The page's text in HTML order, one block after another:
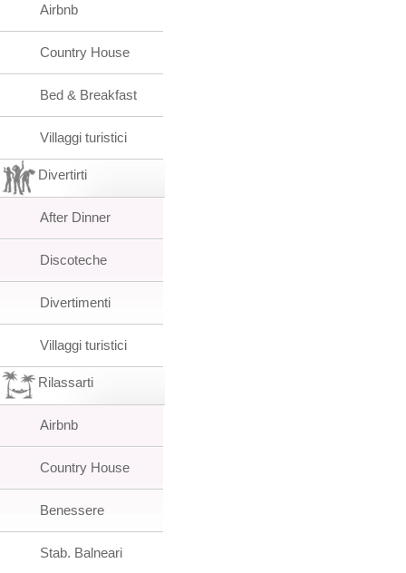
Airbnb
Country House
Bed & Breakfast
Villaggi turistici
Divertirti
After Dinner
Discoteche
Divertimenti
Villaggi turistici
Rilassarti
Airbnb
Country House
Benessere
Stab. Balneari